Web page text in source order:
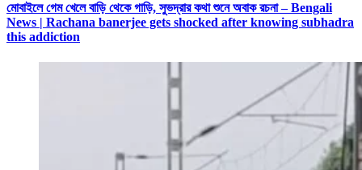
মোবাইলে গেম খেলে বাড়ি থেকে গাড়ি, সুভদ্রার কথা শুনে অবাক রচনা – Bengali
News | Rachana banerjee gets shocked after knowing subhadra
this addiction